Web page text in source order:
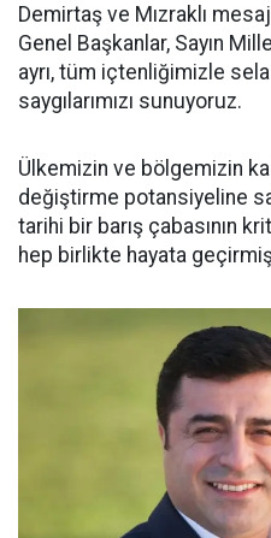
Demirtaş ve Mızraklı
Genel Başkanlar, Sayın
ayrı, tüm içtenliğimizle
saygılarımızı sunuyoruz.
Ülkemizin ve bölgemizin
değiştirme potansiyeline
tarihi bir barış çabasının
hep birlikte hayata geçirmiş